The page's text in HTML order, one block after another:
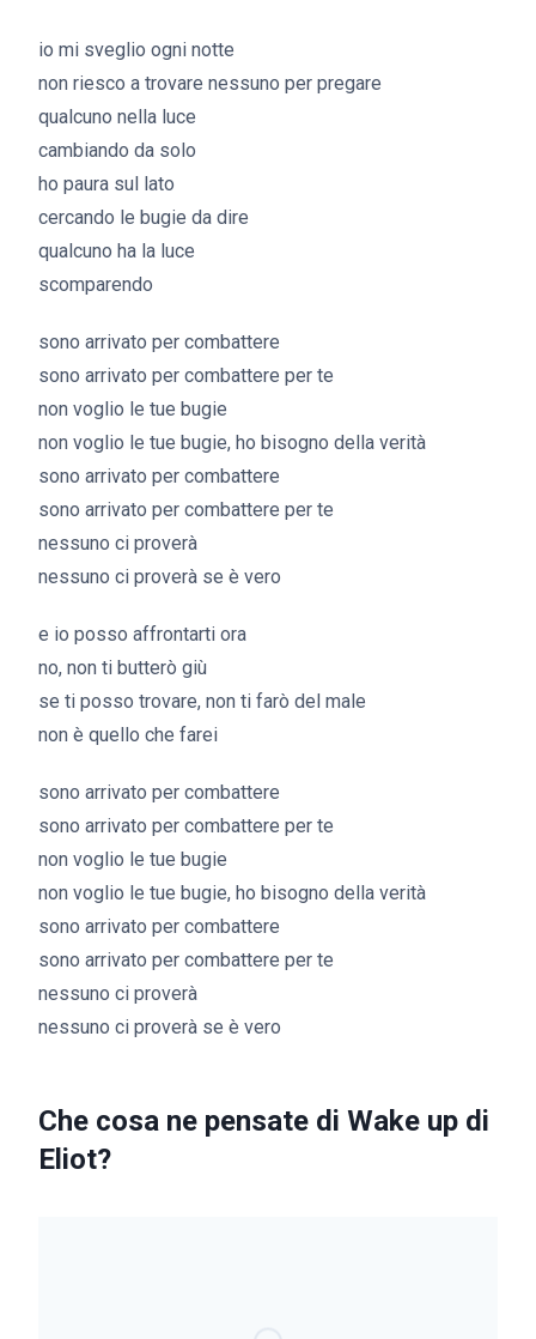
io mi sveglio ogni notte
non riesco a trovare nessuno per pregare
qualcuno nella luce
cambiando da solo
ho paura sul lato
cercando le bugie da dire
qualcuno ha la luce
scomparendo
sono arrivato per combattere
sono arrivato per combattere per te
non voglio le tue bugie
non voglio le tue bugie, ho bisogno della verità
sono arrivato per combattere
sono arrivato per combattere per te
nessuno ci proverà
nessuno ci proverà se è vero
e io posso affrontarti ora
no, non ti butterò giù
se ti posso trovare, non ti farò del male
non è quello che farei
sono arrivato per combattere
sono arrivato per combattere per te
non voglio le tue bugie
non voglio le tue bugie, ho bisogno della verità
sono arrivato per combattere
sono arrivato per combattere per te
nessuno ci proverà
nessuno ci proverà se è vero
Che cosa ne pensate di Wake up di
Eliot?